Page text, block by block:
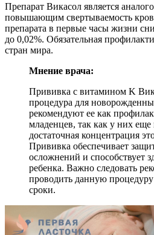
Препарат Викасол является
повышающим свертываемость
препарата в первые часы жизни
до 0,02%. Обязательная
стран мира.
Мнение врача:
Прививка с витамином K
процедура для
рекомендуют ее как
младенцев, так как у них
достаточная концентрация
Прививка обеспечивает
осложнений и способствует
ребенка. Важно следовать
проводить данную
сроки.